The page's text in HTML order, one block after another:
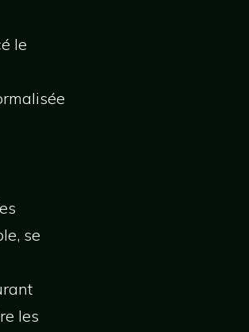
le
se
les